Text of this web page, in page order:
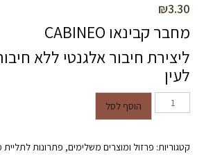
₪3.30
מחבר קבינאו CABINEO
ליצירת חיבור אלגנטי ללא
לעין
כמות של מחבר קבינאו CABINEO
הוסף לסל
קטגוריות: פרזול ומוצרים משלימים, פתרונות